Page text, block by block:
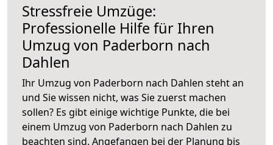
Stressfreie Umzüge:
Professionelle Hilfe für Ihren
Umzug von Paderborn nach
Dahlen
Ihr Umzug von Paderborn nach Dahlen steht an
und Sie wissen nicht, was Sie zuerst machen
sollen? Es gibt einige wichtige Punkte, die bei
einem Umzug von Paderborn nach Dahlen zu
beachten sind. Angefangen bei der Planung bis